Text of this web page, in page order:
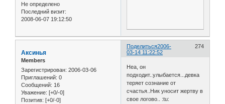
Не определено
Последний визит:
2008-06-07 19:12:50
Поделиться 274
2006-
03-14 11:22:52
Аксинья
Members
Зарегистрирован: 2006-03-06
Приглашений: 0
Сообщений: 16
Уважение: [+0/-0]
Позитив: [+0/-0]
Неа, он
подходит..улыбается...девка
теряет сознание от
счастья..Ник уносит жертву в
свое логово.. :tu: